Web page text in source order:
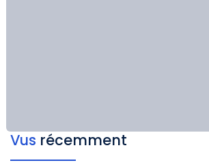
Vus récemment